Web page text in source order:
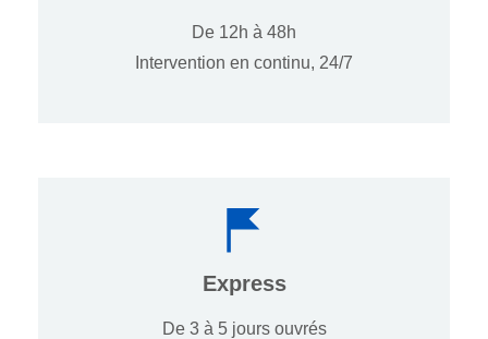
De 12h à 48h
Intervention en continu, 24/7
Express
De 3 à 5 jours ouvrés